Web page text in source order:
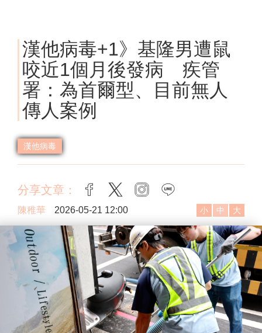
漢他病毒+1》基隆男遭鼠
咬近1個月後發病 疾管
署：為首爾型、目前無人
傳人案例
漢他病毒
分享文章： facebook
twitter instagram
陳稚華 2026-05-21 12:00 小 中 大